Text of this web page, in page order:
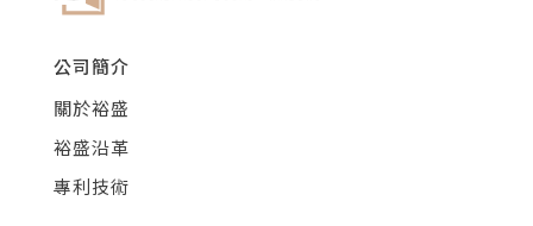
公司簡介
關於裕盛
裕盛沿革
專利技術